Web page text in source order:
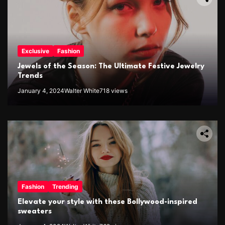
Exclusive Fashion
Jewels of the Season: The Ultimate Festive Jewelry
Trends
January 4, 2024Walter White718 views
Fashion Trending
Elevate your style with these Bollywood-inspired
sweaters